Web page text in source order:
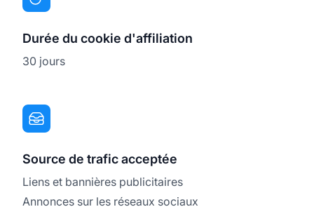
Durée du cookie d'affiliation
30 jours
Source de trafic acceptée
Liens et bannières publicitaires
Annonces sur les réseaux sociaux